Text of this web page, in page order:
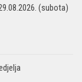
(subota)